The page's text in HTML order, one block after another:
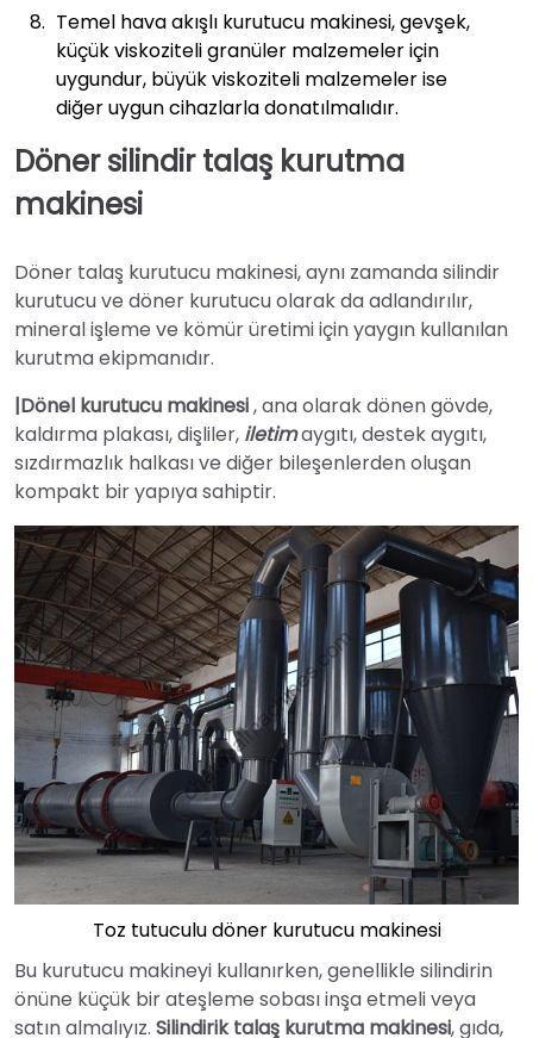
Temel hava akışlı kurutucu makinesi, gevşek,
küçük viskoziteli granüler malzemeler için
uygundur, büyük viskoziteli malzemeler ise
diğer uygun cihazlarla donatılmalıdır.
Döner silindir talaş kurutma
makinesi
Döner talaş kurutucu makinesi, aynı zamanda silindir
kurutucu ve döner kurutucu olarak da adlandırılır,
mineral işleme ve kömür üretimi için yaygın kullanılan
kurutma ekipmanıdır.
|Dönel kurutucu makinesi, ana olarak dönen gövde,
kaldırma plakası, dişliler, iletimaygıtı, destek aygıtı,
sızdırmazlık halkası ve diğer bileşenlerden oluşan
kompakt bir yapıya sahiptir.
Toz tutuculu döner kurutucu makinesi
Bu kurutucu makineyi kullanırken, genellikle silindirin
önüne küçük bir ateşleme sobası inşa etmeli veya
satın almalıyız. Silindirik talaş kurutma makinesi, gıda,